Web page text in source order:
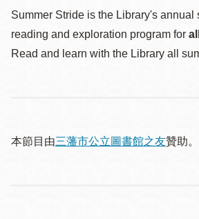
Summer Stride is the Library's annual
reading and exploration program for
Read and learn with the Library all
本節目由三藩市公立圖書館之友贊助。